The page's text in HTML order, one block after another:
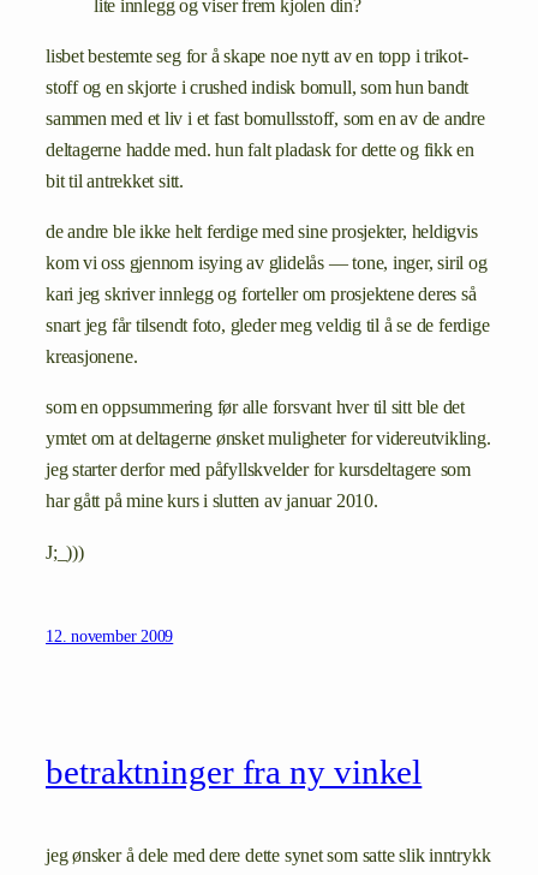
lite innlegg og viser frem kjolen din?
lisbet bestemte seg for å skape noe nytt av en topp i trikot-
stoff og en skjorte i crushed indisk bomull, som hun bandt
sammen med et liv i et fast bomullsstoff, som en av de andre
deltagerne hadde med. hun falt pladask for dette og fikk en
bit til antrekket sitt.
de andre ble ikke helt ferdige med sine prosjekter, heldigvis
kom vi oss gjennom isying av glidelås — tone, inger, siril og
kari jeg skriver innlegg og forteller om prosjektene deres så
snart jeg får tilsendt foto, gleder meg veldig til å se de ferdige
kreasjonene.
som en oppsummering før alle forsvant hver til sitt ble det
ymtet om at deltagerne ønsket muligheter for videreutvikling.
jeg starter derfor med påfyllskvelder for kursdeltagere som
har gått på mine kurs i slutten av januar 2010.
J;_)))
12. november 2009
betraktninger fra ny vinkel
jeg ønsker å dele med dere dette synet som satte slik inntrykk